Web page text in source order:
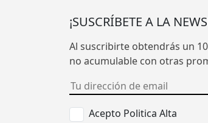
¡SUSCRÍBETE A LA
Al suscribirte obtendrás un
no acumulable con otras
Acepto Politica Alta